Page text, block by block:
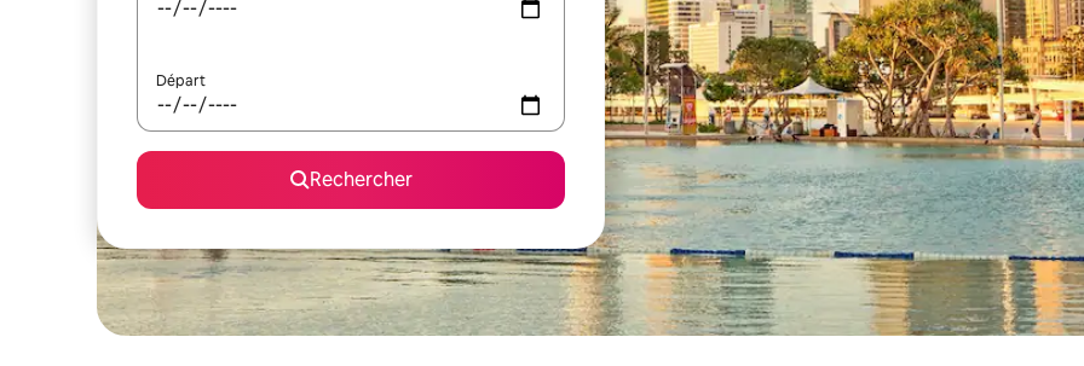
Départ
Rechercher